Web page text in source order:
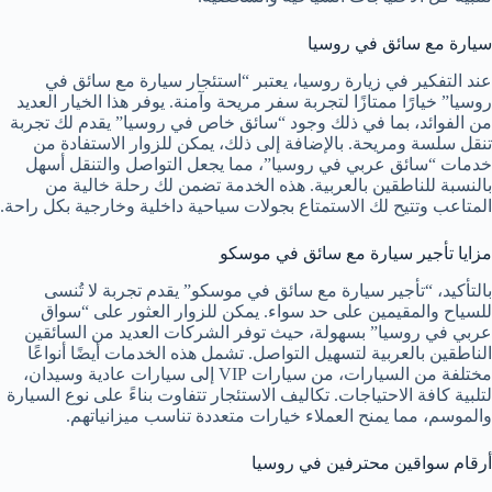
سيارة مع سائق في روسيا
عند التفكير في زيارة روسيا، يعتبر “استئجار سيارة مع سائق في
روسيا” خيارًا ممتازًا لتجربة سفر مريحة وآمنة. يوفر هذا الخيار العديد
من الفوائد، بما في ذلك وجود “سائق خاص في روسيا” يقدم لك تجربة
تنقل سلسة ومريحة. بالإضافة إلى ذلك، يمكن للزوار الاستفادة من
خدمات “سائق عربي في روسيا”، مما يجعل التواصل والتنقل أسهل
بالنسبة للناطقين بالعربية. هذه الخدمة تضمن لك رحلة خالية من
المتاعب وتتيح لك الاستمتاع بجولات سياحية داخلية وخارجية بكل راحة.
مزايا تأجير سيارة مع سائق في موسكو
بالتأكيد، “تأجير سيارة مع سائق في موسكو” يقدم تجربة لا تُنسى
للسياح والمقيمين على حد سواء. يمكن للزوار العثور على “سواق
عربي في روسيا” بسهولة، حيث توفر الشركات العديد من السائقين
الناطقين بالعربية لتسهيل التواصل. تشمل هذه الخدمات أيضًا أنواعًا
مختلفة من السيارات، من سيارات VIP إلى سيارات عادية وسيدان،
لتلبية كافة الاحتياجات. تكاليف الاستئجار تتفاوت بناءً على نوع السيارة
والموسم، مما يمنح العملاء خيارات متعددة تناسب ميزانياتهم.
أرقام سواقين محترفين في روسيا